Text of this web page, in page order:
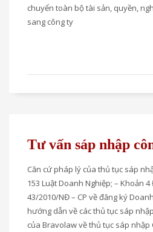
chuyển toàn bộ tài sản, quyền,
sang công ty
Tư vấn sáp nhập
Căn cứ pháp lý của thủ tục sáp
153 Luật Doanh Nghiệp; – Khoản
43/2010/NĐ – CP về đăng ký
hướng dẫn về các thủ tục sáp
của Bravolaw về thủ tục sáp nhập